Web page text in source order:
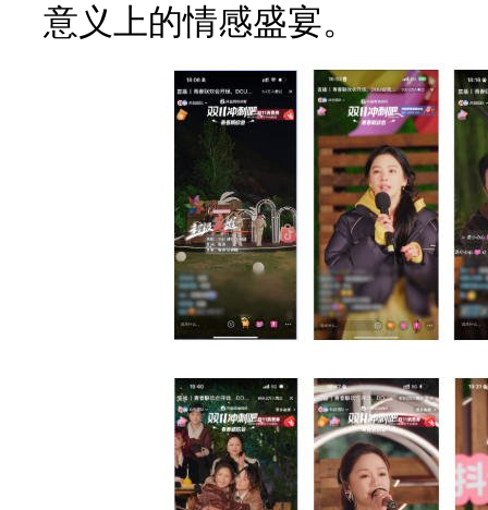
意义上的情感盛宴。